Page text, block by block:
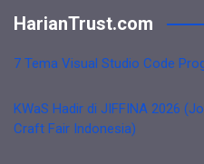
HarianTrust.com
7 Tema Visual Studio Code
KWaS Hadir di JIFFINA 2026
Craft Fair Indonesia)